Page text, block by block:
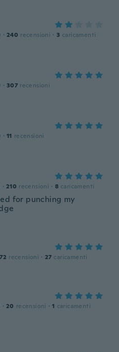
· 240 recensioni · 3 caricamenti
· 307 recensioni
· 11 recensioni
· 210 recensioni · 8 caricamenti
for punching my
recensioni · 27 caricamenti
· 20 recensioni · 1 caricamenti